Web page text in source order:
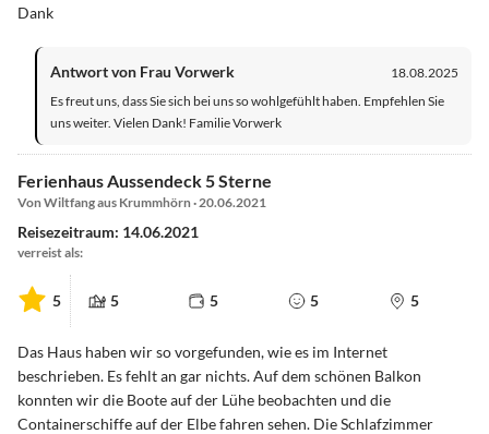
Dank
Antwort von Frau Vorwerk
18.08.2025
Es freut uns, dass Sie sich bei uns so wohlgefühlt haben. Empfehlen Sie
uns weiter. Vielen Dank! Familie Vorwerk
Ferienhaus Aussendeck 5 Sterne
Von Wiltfang aus Krummhörn · 20.06.2021
Reisezeitraum: 14.06.2021
verreist als:
5 5 5 5 5
Das Haus haben wir so vorgefunden, wie es im Internet
beschrieben. Es fehlt an gar nichts. Auf dem schönen Balkon
konnten wir die Boote auf der Lühe beobachten und die
Containerschiffe auf der Elbe fahren sehen. Die Schlafzimmer